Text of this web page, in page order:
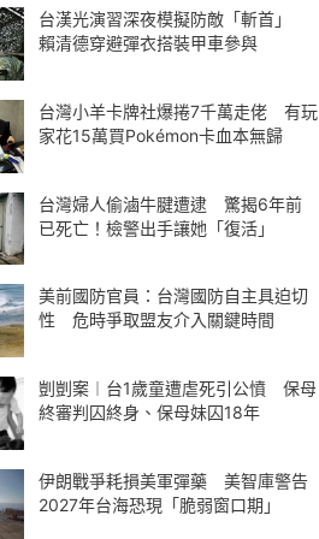
台漢光演習深夜模擬防敵「斬首」
賴清德穿避彈衣搭裝甲車參與
台灣小羊卡牌社爆捲7千萬走佬 有玩
家花15萬買Pokémon卡血本無歸
台灣婦人偷滷牛腱遭逮 驚揭6年前
已死亡！檢警出手讓她「復活」
美前國防官員：台灣國防自主具迫切
性 危時爭取盟友介入關鍵時間
剴剴案︱台1歲童遭虐死引公憤 保母
終審判囚終身、保母妹囚18年
伊朗戰爭耗損美軍彈藥 美智庫警告
2027年台海恐現「脆弱窗口期」